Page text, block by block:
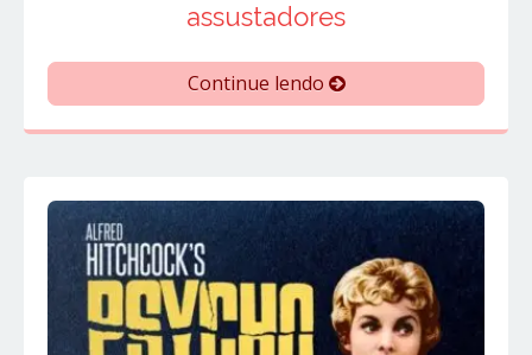
assustadores
Continue lendo